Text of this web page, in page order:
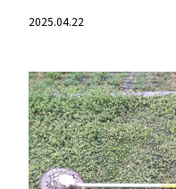
2025.04.22